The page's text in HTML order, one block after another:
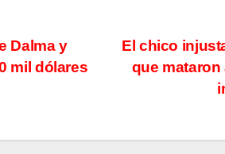
El chico
que mataron
Dalma y
mil dólares